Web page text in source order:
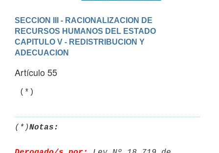
SECCION III - RACIONALIZACION DE
RECURSOS HUMANOS DEL ESTADO
CAPITULO V - REDISTRIBUCION Y
ADECUACION
Artículo 55
(*)Notas: